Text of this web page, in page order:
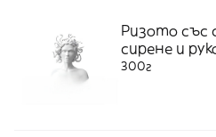
Ризото със
сирене и
300г